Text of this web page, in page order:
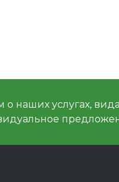
наших услугах,